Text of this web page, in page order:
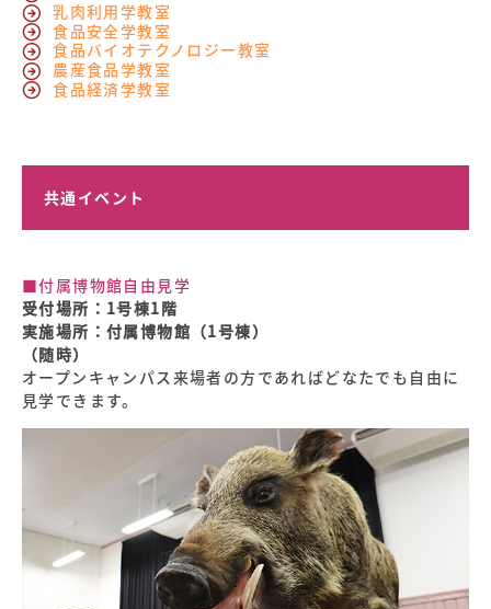
乳肉利用学教室
食品安全学教室
食品バイオテクノロジー教室
農産食品学教室
食品経済学教室
共通イベント
■付属博物館自由見学
受付場所：1号棟1階
実施場所：付属博物館（1号棟）
（随時）
オープンキャンパス来場者の方であればどなたでも自由に
見学できます。